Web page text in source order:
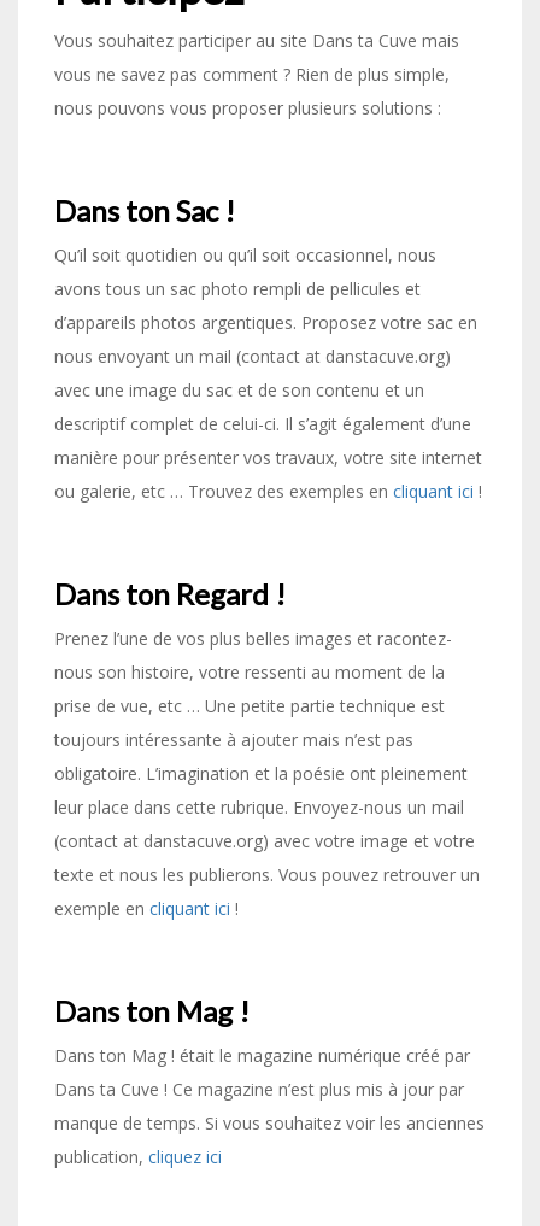
Vous souhaitez participer au site Dans ta Cuve mais
vous ne savez pas comment ? Rien de plus simple,
nous pouvons vous proposer plusieurs solutions :
Dans ton Sac !
Qu’il soit quotidien ou qu’il soit occasionnel, nous
avons tous un sac photo rempli de pellicules et
d’appareils photos argentiques. Proposez votre sac en
nous envoyant un mail (contact at danstacuve.org)
avec une image du sac et de son contenu et un
descriptif complet de celui-ci. Il s’agit également d’une
manière pour présenter vos travaux, votre site internet
ou galerie, etc … Trouvez des exemples en cliquant ici !
Dans ton Regard !
Prenez l’une de vos plus belles images et racontez-
nous son histoire, votre ressenti au moment de la
prise de vue, etc … Une petite partie technique est
toujours intéressante à ajouter mais n’est pas
obligatoire. L’imagination et la poésie ont pleinement
leur place dans cette rubrique. Envoyez-nous un mail
(contact at danstacuve.org) avec votre image et votre
texte et nous les publierons. Vous pouvez retrouver un
exemple en cliquant ici !
Dans ton Mag !
Dans ton Mag ! était le magazine numérique créé par
Dans ta Cuve ! Ce magazine n’est plus mis à jour par
manque de temps. Si vous souhaitez voir les anciennes
publication, cliquez ici